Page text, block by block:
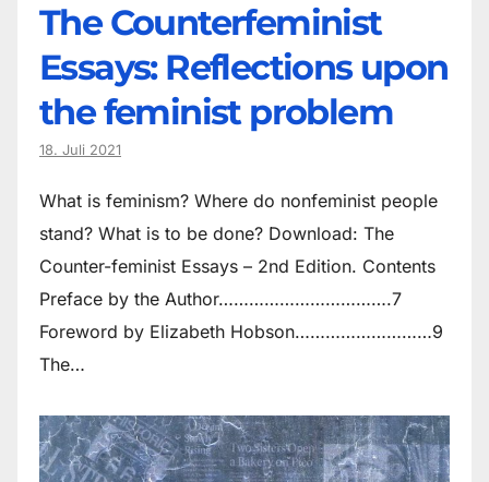
The Counter­feminist
Essays: Reflections upon
the feminist problem
18. Juli 2021
What is feminism? Where do non­feminist people
stand? What is to be done? Download: The
Counter-feminist Essays – 2nd Edition. Contents
Preface by the Author…………………………….7
Foreword by Elizabeth Hobson………………………9
The…